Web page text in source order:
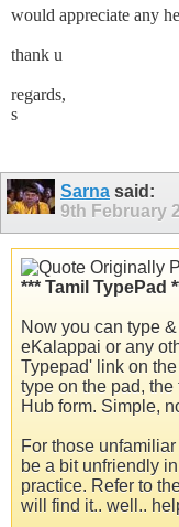
would appreciate any
thank u
regards,
s
Sarna said:
9th February
Originally
*** Tamil TypePad
Now you can type
eKalappai or any
Typepad' link on
type on the pad,
Hub form. Simple,
For those
be a bit unfriendly
practice. Refer to
will find it.. well..